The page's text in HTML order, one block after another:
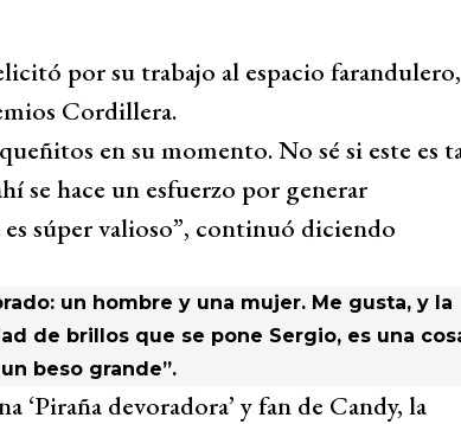
por su trabajo al espacio farandulero,
Cordillera.
en su momento. No sé si este es
se hace un esfuerzo por generar
súper valioso”, continuó diciendo
un hombre y una mujer. Me gusta, y la
de brillos que se pone Sergio, es una
beso grande”.
devoradora’ y fan de Candy, la